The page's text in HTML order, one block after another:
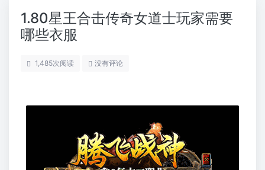
1.80星王合击传奇女道士玩家需要
哪些衣服
1,485次阅读 没有评论